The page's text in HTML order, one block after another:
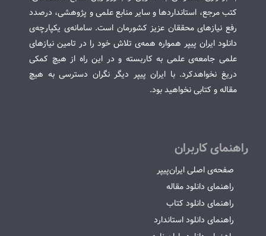
کتب مرجع، استانداردها و سایر منابع علمی و پژوهشی، درصدد
رفع نیازهای محققان عزیز کشورمان است. سامانه‌ی یکپارچه‌ی
دانلود ایران پیپر همواره همه‌ی تلاش خود را در تامین نیازهای
علمی جامعه‌ی علمی به کاربسته و در این راه از هیچ کمکی
دریغ نخواهدکرد. با ایران پیپر دیگر نگران دسترسی به هیچ
مقاله و کتابی نخواهید بود.
راهنمای کاربران
صفحه‌ی اصلی ایران‌پیپر
راهنمای دانلود مقاله
راهنمای دانلود کتاب
راهنمای دانلود استاندارد